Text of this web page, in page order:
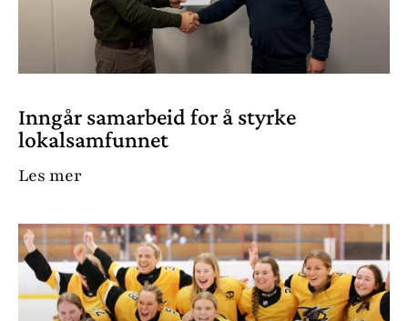
Inngår samarbeid for å styrke
lokalsamfunnet
Les mer